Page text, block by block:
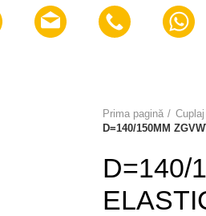
Prima pagină
D=140/150MM
D=140/